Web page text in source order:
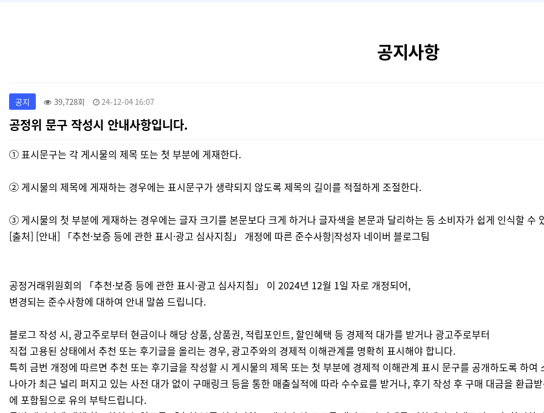
공지사항
공지 39,728회 24-12-04 16:07
공정위 문구 작성시 안내사항입니다.
① 표시문구는 각 게시물의 제목 또는 첫 부분에 게재한다.
② 게시물의 제목에 게재하는 경우에는 표시문구가 생략되지 않도록 제목의 길이를 적절하게 조절한다.
③ 게시물의 첫 부분에 게재하는 경우에는 글자 크기를 본문보다 크게 하거나 글자색을 본문과 달리하는 등 소비자가 쉽게 인식할 수
[출처] [안내] 「추천·보증 등에 관한 표시·광고 심사지침」 개정에 따른 준수사항|작성자 네이버 블로그팀
공정거래위원회의 「추천·보증 등에 관한 표시·광고 심사지침」 이 2024년 12월 1일 자로 개정되어,
변경되는 준수사항에 대하여 안내 말씀 드립니다.
블로그 작성 시, 광고주로부터 현금이나 해당 상품, 상품권, 적립포인트, 할인혜택 등 경제적 대가를 받거나 광고주로부터
직접 고용된 상태​에서 추천 또는 후기글을 올리는 경우, 광고주와의 경제적 이해관계를 명확히 표시해야 합니다.
특히 금번 개정에 따르면 추천 또는 후기글을 작성할 시 게시물의 제목 또는 첫 부분에 경제적 이해관계 표시 문구를 공개하도록 하
나아가 최근 널리 퍼지고 있는 사전 대가 없이 구매링크 등을 통한 매출실적에 따라 수수료를 받거나, 후기 작성 후 구매 대금을 환급
에 포함됨으로 유의 부탁드립니다.